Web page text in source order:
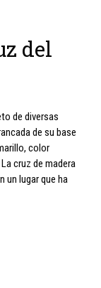
del
de diversas
de su base
color
cruz de madera
un lugar que ha